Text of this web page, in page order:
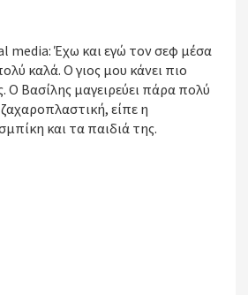
Έχω και εγώ τον σεφ μέσα
καλά. Ο γιος μου κάνει πιο
Ο Βασίλης μαγειρεύει πάρα πολύ
είπε η
και τα παιδιά της.